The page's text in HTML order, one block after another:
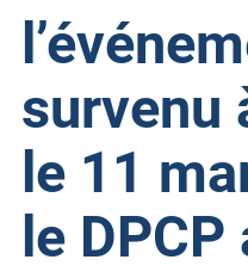
survenu
le 11
le